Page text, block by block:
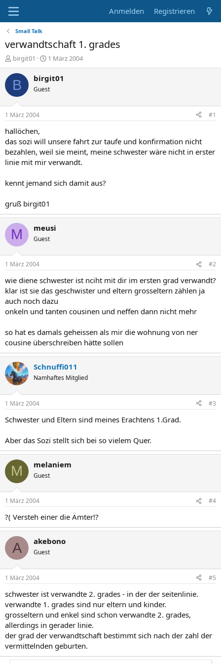
Anmelden Registrieren
Small Talk
verwandtschaft 1. grades
E
r
s
l
e
r
birgit01
E
r
s
t
e
t
1 März 2004
B birgit01
Guest
1 März 2004 #1
hallöchen,
das sozi will unsere fahrt zur taufe und konfirmation nicht
bezahlen, weil sie meint, meine schwester wäre nicht in erster
linie mit mir verwandt.
kennt jemand sich damit aus?
gruß birgit01
M meusi
Guest
1 März 2004 #2
wie diene schwester ist nciht mit dir im ersten grad verwandt?
klar ist sie das geschwister und eltern grosseltern zählen ja
auch noch dazu
onkeln und tanten cousinen und neffen dann nicht mehr
so hat es damals geheissen als mir die wohnung von ner
cousine überschreiben hätte sollen
Schnuffi011
Namhaftes Mitglied
1 März 2004 #3
Schwester und Eltern sind meines Erachtens 1.Grad.
Aber das Sozi stellt sich bei so vielem Quer.
M melaniem
Guest
1 März 2004 #4
?( Versteh einer die Ämter!?
A akebono
Guest
1 März 2004 #5
schwester ist verwandte 2. grades - in der der seitenlinie.
verwandte 1. grades sind nur eltern und kinder.
grosseltern und enkel sind schon verwandte 2. grades,
allerdings in gerader linie.
der grad der verwandtschaft bestimmt sich nach der zahl der
vermittelnden geburten.